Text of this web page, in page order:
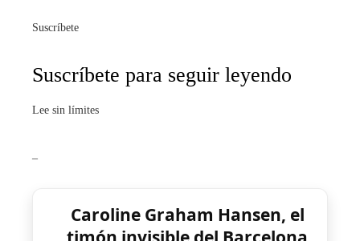
Suscríbete
Suscríbete para seguir leyendo
Lee sin límites
Caroline Graham Hansen, el